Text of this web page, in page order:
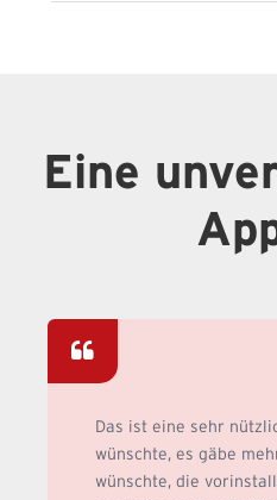
Eine
Das ist eine sehr
wünschte, es gäbe
wünschte, die